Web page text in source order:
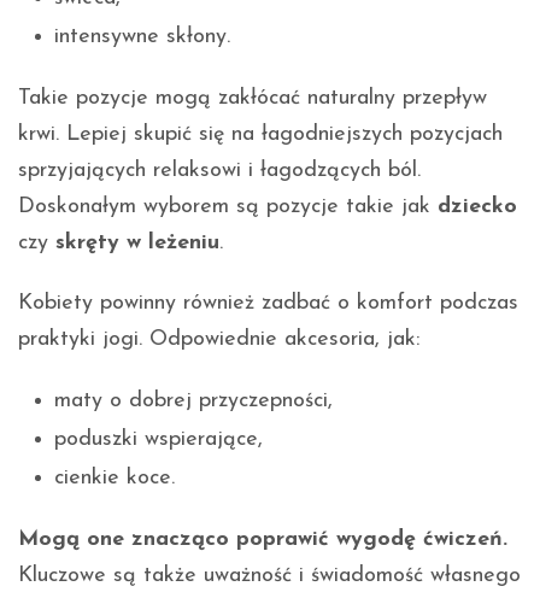
intensywne skłony.
Takie pozycje mogą zakłócać naturalny przepływ
krwi. Lepiej skupić się na łagodniejszych pozycjach
sprzyjających relaksowi i łagodzących ból.
Doskonałym wyborem są pozycje takie jak dziecko
czy skręty w leżeniu.
Kobiety powinny również zadbać o komfort podczas
praktyki jogi. Odpowiednie akcesoria, jak:
maty o dobrej przyczepności,
poduszki wspierające,
cienkie koce.
Mogą one znacząco poprawić wygodę ćwiczeń.
Kluczowe są także uważność i świadomość własnego